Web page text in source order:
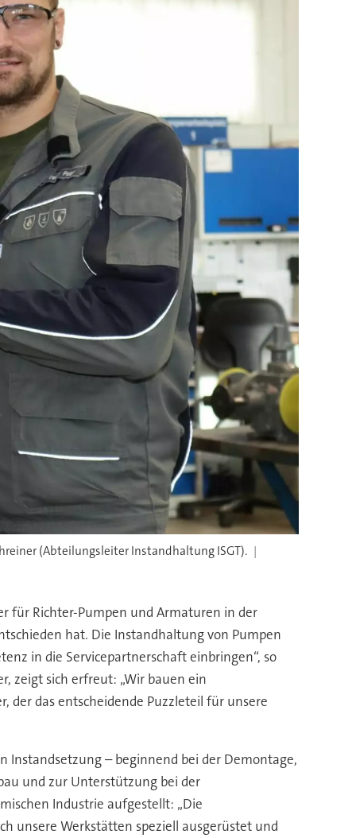
(Abteilungsleiter Instandhaltung ISGT).
für Richter-Pumpen und Armaturen in der
hat. Die Instandhaltung von Pumpen
in die Servicepartnerschaft einbringen“, so
zeigt sich erfreut: „Wir bauen ein
der das entscheidende Puzzleteil für unsere
Instandsetzung – beginnend bei der Demontage,
und zur Unterstützung bei der
Industrie aufgestellt: „Die
unsere Werkstätten speziell ausgerüstet und